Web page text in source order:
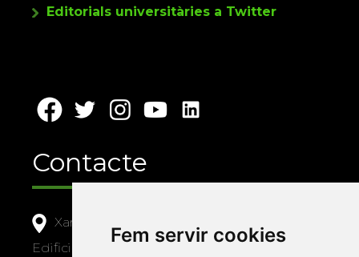
Fem servir cookies
Editorials universitàries a Twitter
Contacte
Xarxa Vives d'Universitats
Edifici Àgora